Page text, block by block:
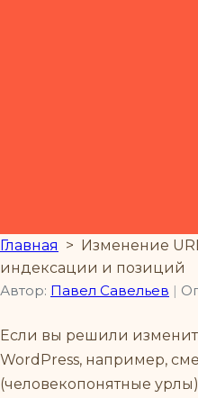
Главная > Изменение
индексации и позиций
Автор: Павел Савельев |
Если вы решили
WordPress, например,
(человекопонятные